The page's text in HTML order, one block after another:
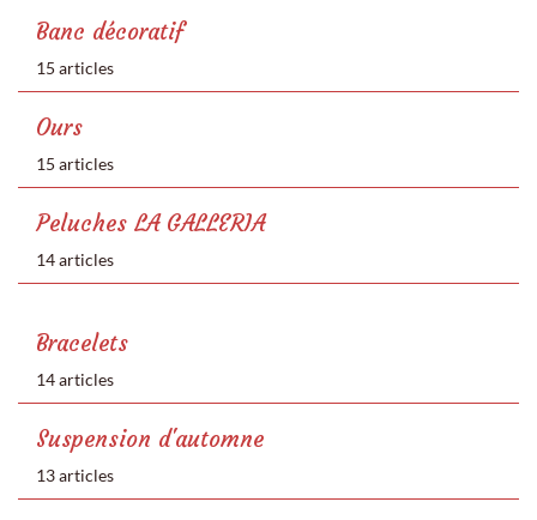
Banc décoratif
15 articles
Ours
15 articles
Peluches LA GALLERIA
14 articles
Bracelets
14 articles
Suspension d'automne
13 articles